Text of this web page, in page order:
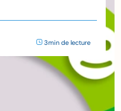
3min de lecture